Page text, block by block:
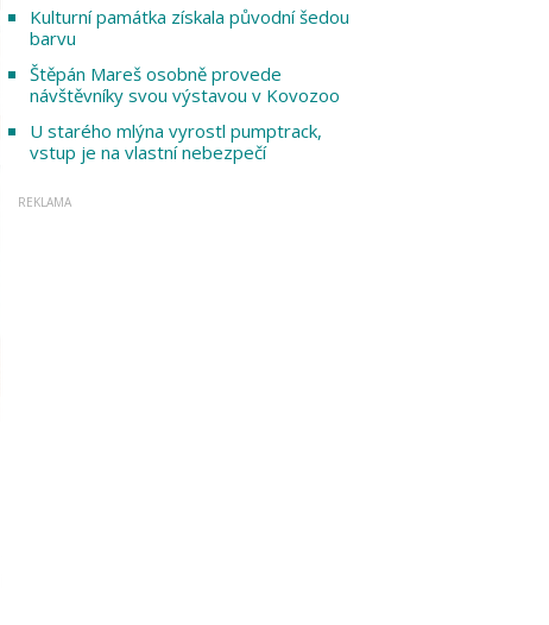
Kulturní památka získala původní šedou
barvu
Štěpán Mareš osobně provede
návštěvníky svou výstavou v Kovozoo
U starého mlýna vyrostl pumptrack,
vstup je na vlastní nebezpečí